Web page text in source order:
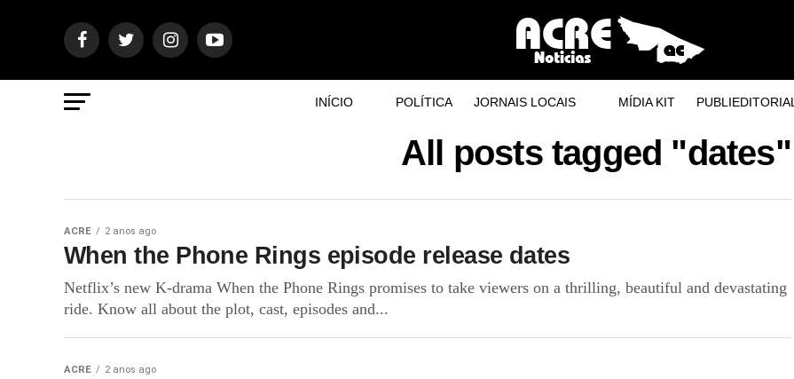
INÍCIO POLÍTICA JORNAIS LOCAIS MÍDIA KIT PUBLIEDITORIAL
All posts tagged "dates"
ACRE 2 anos ago
When the Phone Rings episode release dates
Netflix’s new K-drama When the Phone Rings promises to take viewers on a thrilling, beautiful and devastating
ride. Know all about the plot, cast, episodes and...
ACRE 2 anos ago